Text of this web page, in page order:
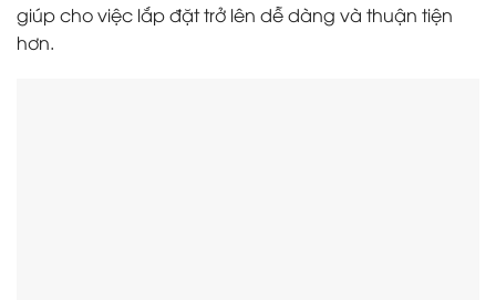
giúp cho việc lắp đặt trở lên dễ dàng và thuận tiện
hơn.